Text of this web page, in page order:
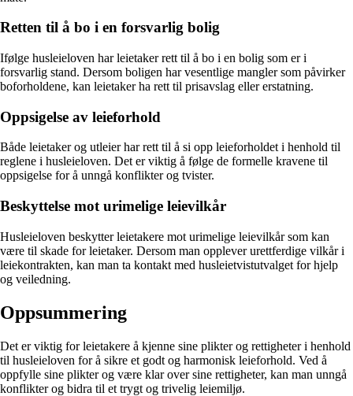
Retten til å bo i en forsvarlig bolig
Ifølge husleieloven har leietaker rett til å bo i en bolig som er i
forsvarlig stand. Dersom boligen har vesentlige mangler som påvirker
boforholdene, kan leietaker ha rett til prisavslag eller erstatning.
Oppsigelse av leieforhold
Både leietaker og utleier har rett til å si opp leieforholdet i henhold til
reglene i husleieloven. Det er viktig å følge de formelle kravene til
oppsigelse for å unngå konflikter og tvister.
Beskyttelse mot urimelige leievilkår
Husleieloven beskytter leietakere mot urimelige leievilkår som kan
være til skade for leietaker. Dersom man opplever urettferdige vilkår i
leiekontrakten, kan man ta kontakt med husleietvistutvalget for hjelp
og veiledning.
Oppsummering
Det er viktig for leietakere å kjenne sine plikter og rettigheter i henhold
til husleieloven for å sikre et godt og harmonisk leieforhold. Ved å
oppfylle sine plikter og være klar over sine rettigheter, kan man unngå
konflikter og bidra til et trygt og trivelig leiemiljø.